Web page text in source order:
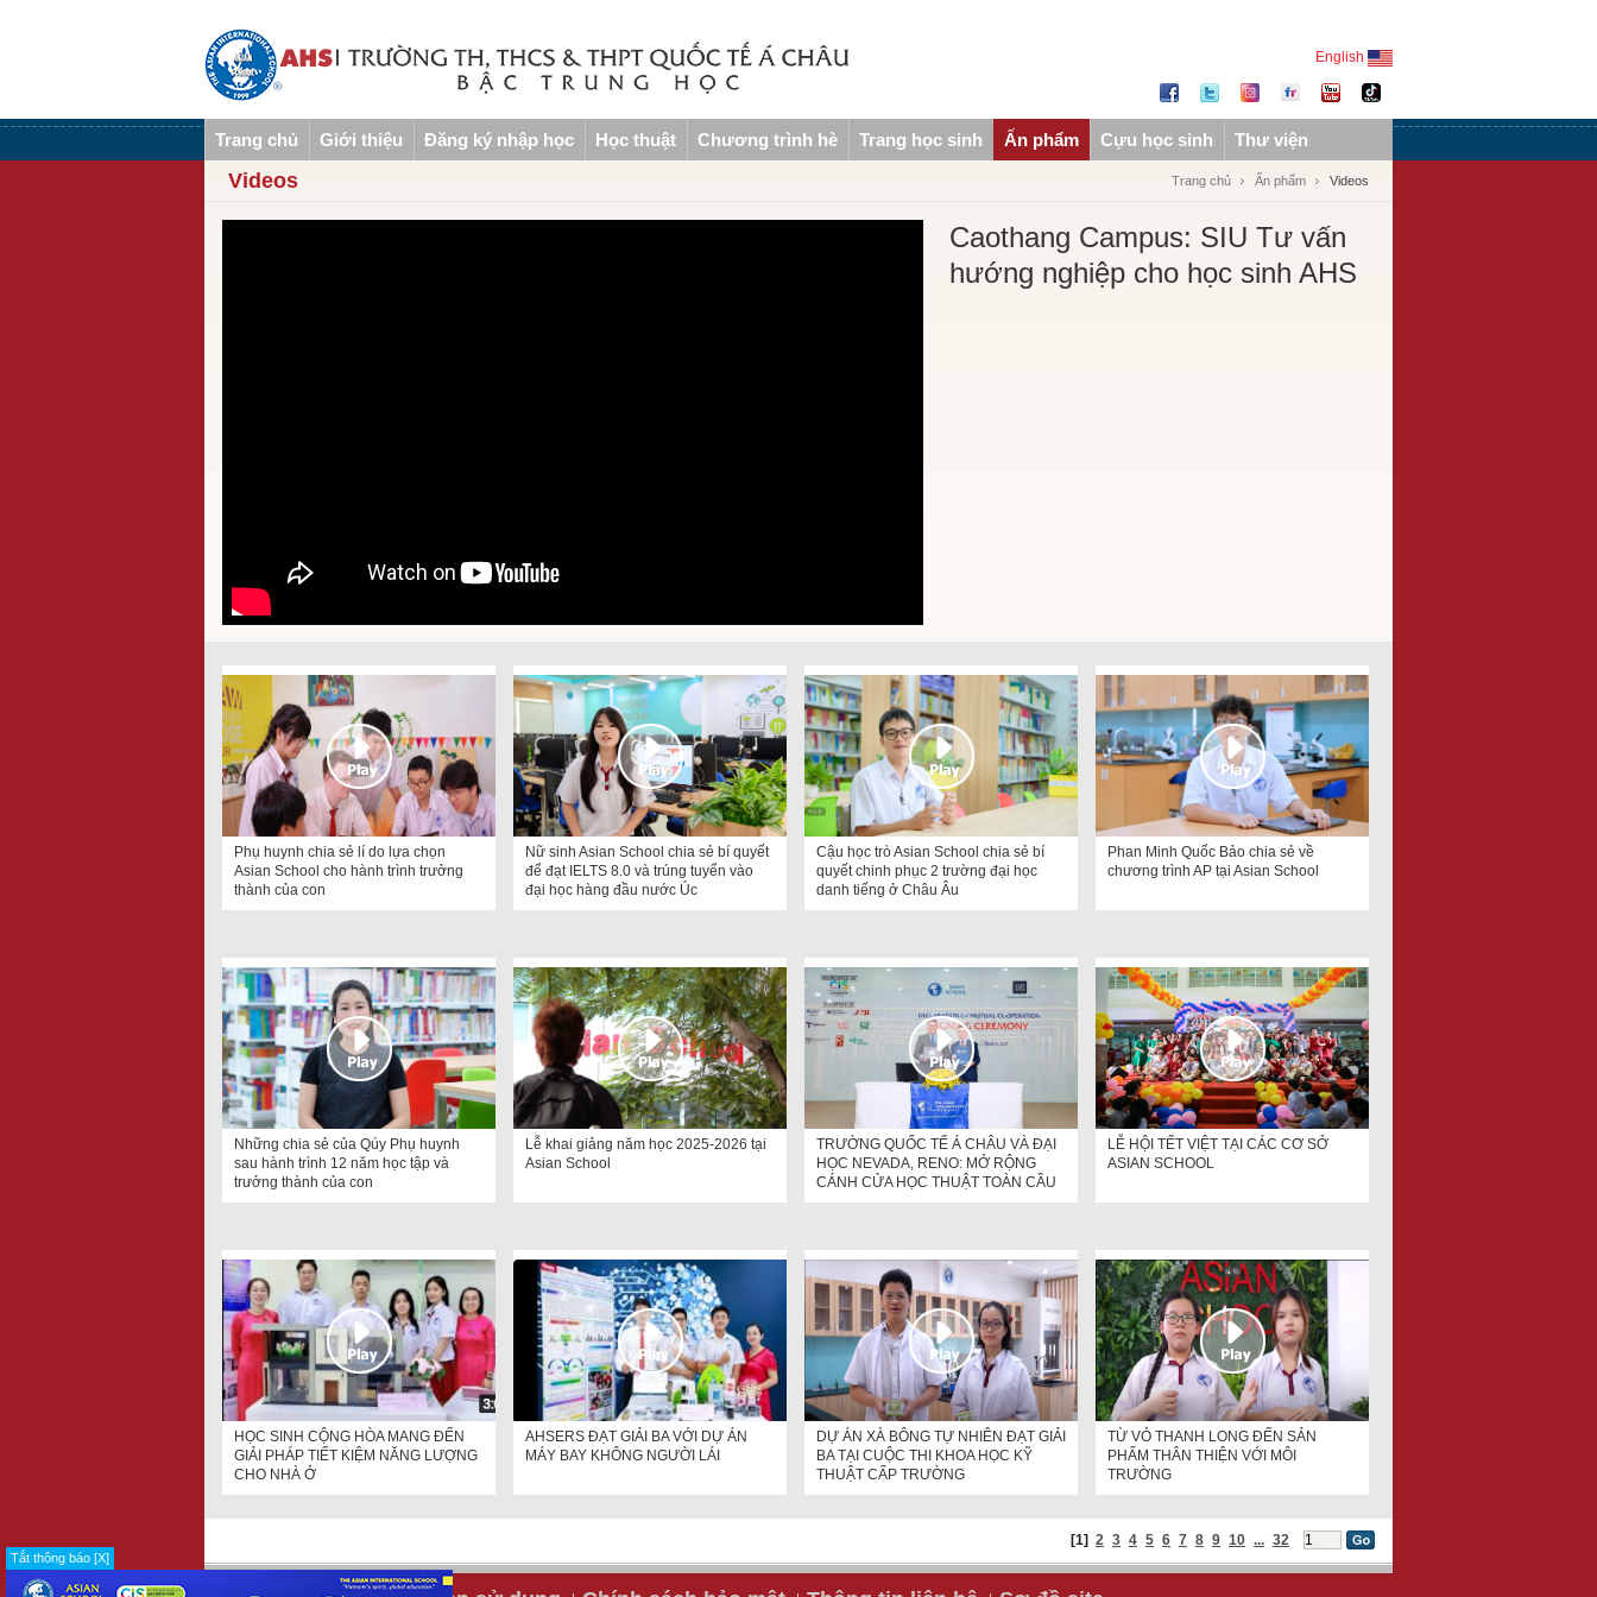
English
Tắt thông báo [X]
Trang chủ Giới thiệu Đăng ký nhập học Học thuật Chương trình hè Trang học sinh Ấn phẩm Cựu học sinh Thư viện
Videos Trang chủ Ấn phẩm Videos
Caothang Campus: SIU Tư vấn
hướng nghiệp cho học sinh AHS
Phụ huynh chia sẻ lí do lựa chọn
Asian School cho hành trình trưởng
thành của con
Nữ sinh Asian School chia sẻ bí quyết
để đạt IELTS 8.0 và trúng tuyển vào
đại học hàng đầu nước Úc
Cậu học trò Asian School chia sẻ bí
quyết chinh phục 2 trường đại học
danh tiếng ở Châu Âu
Phan Minh Quốc Bảo chia sẻ về
chương trình AP tại Asian School
Những chia sẻ của Qúy Phụ huynh
sau hành trình 12 năm học tập và
trưởng thành của con
Lễ khai giảng năm học 2025-2026 tại
Asian School
TRƯỜNG QUỐC TẾ Á CHÂU VÀ ĐẠI
HỌC NEVADA, RENO: MỞ RỘNG
CÁNH CỬA HỌC THUẬT TOÀN CẦU
LỄ HỘI TẾT VIỆT TẠI CÁC CƠ SỞ
ASIAN SCHOOL
HỌC SINH CỘNG HÒA MANG ĐẾN
GIẢI PHÁP TIẾT KIỆM NĂNG LƯỢNG
CHO NHÀ Ở
AHSERS ĐẠT GIẢI BA VỚI DỰ ÁN
MÁY BAY KHÔNG NGƯỜI LÁI
DỰ ÁN XÀ BÔNG TỰ NHIÊN ĐẠT GIẢI
BA TẠI CUỘC THI KHOA HỌC KỸ
THUẬT CẤP TRƯỜNG
TỪ VỎ THANH LONG ĐẾN SẢN
PHẨM THÂN THIỆN VỚI MÔI
TRƯỜNG
[1] 2 3 4 5 6 7 8 9 10 ... 32